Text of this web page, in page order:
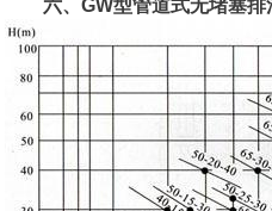
六、GW型管道式无堵塞排